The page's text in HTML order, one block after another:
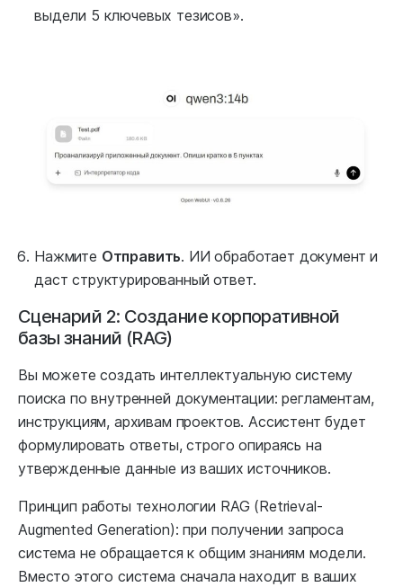
выдели 5 ключевых тезисов».
Нажмите Отправить. ИИ обработает документ и
даст структурированный ответ.
Сценарий 2: Создание корпоративной
базы знаний (RAG)
Вы можете создать интеллектуальную систему
поиска по внутренней документации: регламентам,
инструкциям, архивам проектов. Ассистент будет
формулировать ответы, строго опираясь на
утвержденные данные из ваших источников.
Принцип работы технологии RAG (Retrieval-
Augmented Generation): при получении запроса
система не обращается к общим знаниям модели.
Вместо этого система сначала находит в ваших